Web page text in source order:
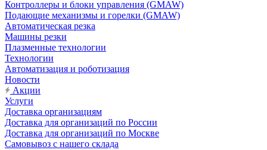
Контроллеры и блоки управления (GMAW)
Подающие механизмы и горелки (GMAW)
Автоматическая резка
Машины резки
Плазменные технологии
Технологии
Автоматизация и роботизация
Новости
Акции
Услуги
Доставка организациям
Доставка для организаций по России
Доставка для организаций по Москве
Самовывоз с нашего склада